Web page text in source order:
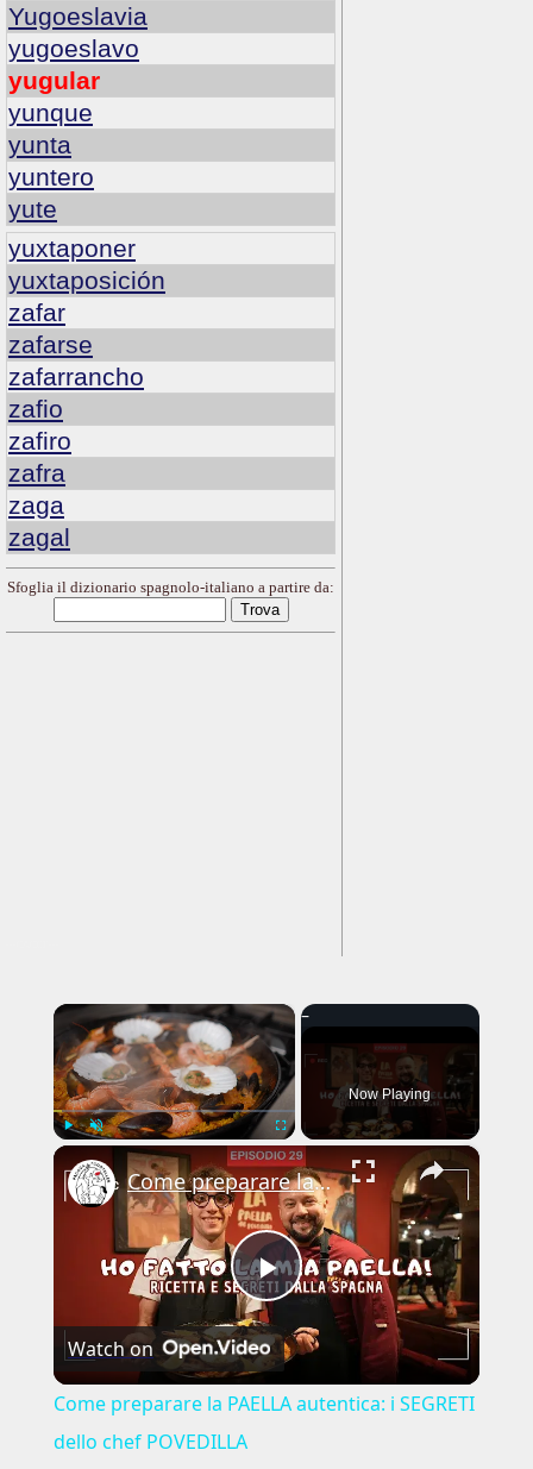
Yugoeslavia
yugoeslavo
yugular
yunque
yunta
yuntero
yute
yuxtaponer
yuxtaposición
zafar
zafarse
zafarrancho
zafio
zafiro
zafra
zaga
zagal
Sfoglia il dizionario spagnolo-italiano a partire da:
×
Unmute Fullscreen
Now Playing
×
Play
Video
Come preparare la PAELLA autentica: i SEGRETI dello chef POVEDILLA
Watch on
Come preparare la PAELLA autentica: i SEGRETI
dello chef POVEDILLA